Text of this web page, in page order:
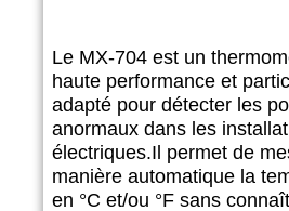
Le MX-704 est un
haute performance et
adapté pour détecter les
anormaux dans les
électriques.Il permet de
manière automatique la
en °C et/ou °F sans